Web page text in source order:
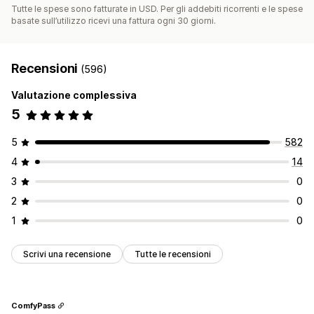
Tutte le spese sono fatturate in USD. Per gli addebiti ricorrenti e le spese
basate sull’utilizzo ricevi una fattura ogni 30 giorni.
Recensioni (596)
Valutazione complessiva
5
5
582
4
14
3
0
2
0
1
0
Scrivi una recensione Tutte le recensioni
ComfyPass